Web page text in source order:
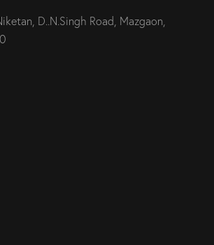
D..N.Singh Road, Mazgaon,